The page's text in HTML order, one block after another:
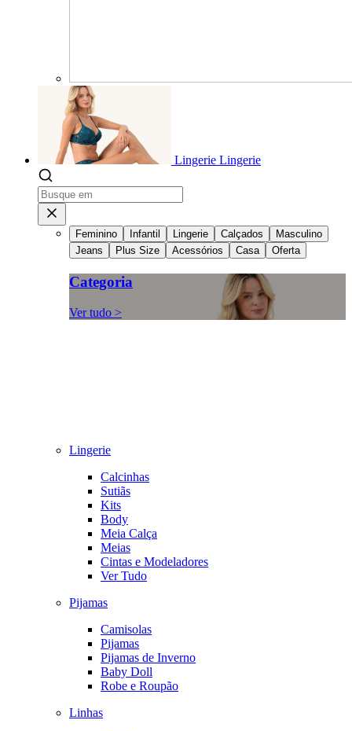
Lingerie Lingerie
Feminino Infantil Lingerie Calçados
Masculino
Jeans
Plus Size Acessórios Casa Oferta
Categoria
Ver tudo >
Lingerie
Calcinhas
Sutiãs
Kits
Body
Meia Calça
Meias
Cintas e Modeladores
Ver Tudo
Pijamas
Camisolas
Pijamas
Pijamas de Inverno
Baby Doll
Robe e Roupão
Linhas